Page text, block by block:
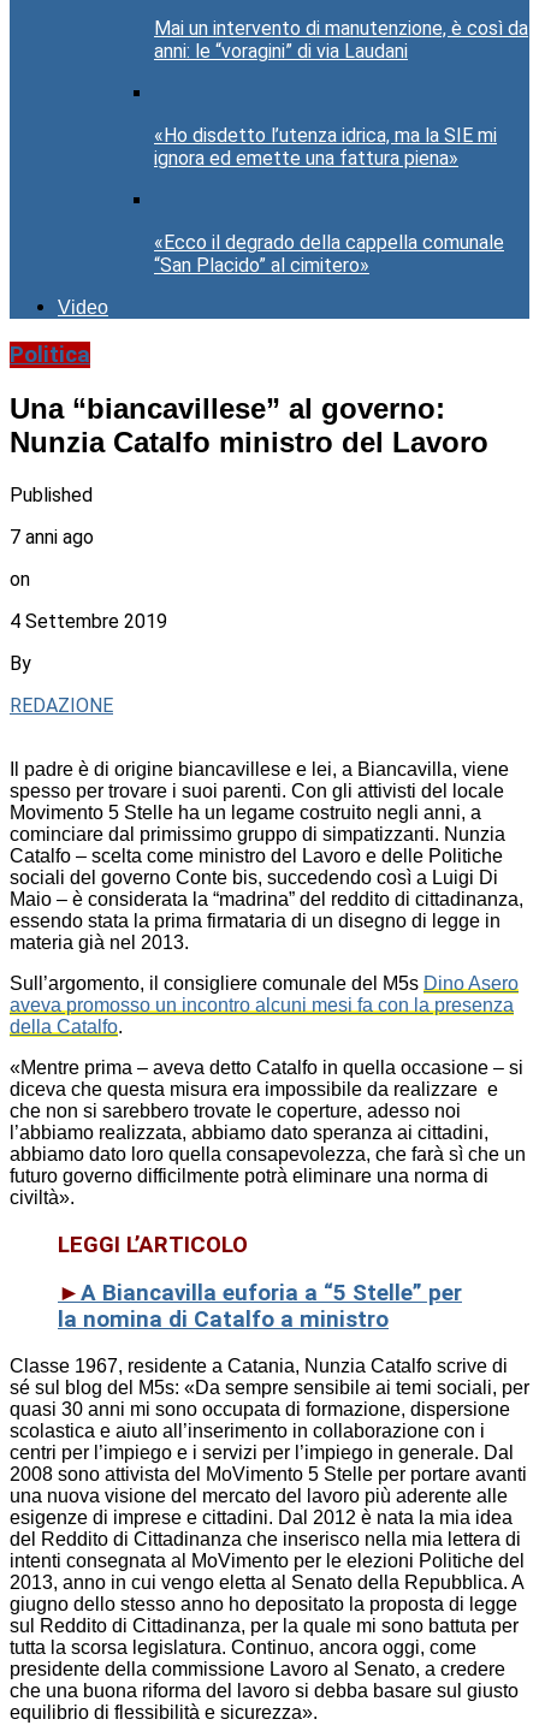
Mai un intervento di manutenzione, è così da
anni: le “voragini” di via Laudani
«Ho disdetto l’utenza idrica, ma la SIE mi
ignora ed emette una fattura piena»
«Ecco il degrado della cappella comunale
“San Placido” al cimitero»
Video
Politica
Una “biancavillese” al governo:
Nunzia Catalfo ministro del Lavoro
Published
7 anni ago
on
4 Settembre 2019
By
REDAZIONE
Il padre è di origine biancavillese e lei, a Biancavilla, viene
spesso per trovare i suoi parenti. Con gli attivisti del locale
Movimento 5 Stelle ha un legame costruito negli anni, a
cominciare dal primissimo gruppo di simpatizzanti. Nunzia
Catalfo – scelta come ministro del Lavoro e delle Politiche
sociali del governo Conte bis, succedendo così a Luigi Di
Maio – è considerata la “madrina” del reddito di cittadinanza,
essendo stata la prima firmataria di un disegno di legge in
materia già nel 2013.
Sull’argomento, il consigliere comunale del M5s Dino Asero
aveva promosso un incontro alcuni mesi fa con la presenza
della Catalfo.
«Mentre prima – aveva detto Catalfo in quella occasione – si
diceva che questa misura era impossibile da realizzare e
che non si sarebbero trovate le coperture, adesso noi
l’abbiamo realizzata, abbiamo dato speranza ai cittadini,
abbiamo dato loro quella consapevolezza, che farà sì che un
futuro governo difficilmente potrà eliminare una norma di
civiltà».
LEGGI L’ARTICOLO
►A Biancavilla euforia a “5 Stelle” per
la nomina di Catalfo a ministro
Classe 1967, residente a Catania, Nunzia Catalfo scrive di
sé sul blog del M5s: «Da sempre sensibile ai temi sociali, per
quasi 30 anni mi sono occupata di formazione, dispersione
scolastica e aiuto all’inserimento in collaborazione con i
centri per l’impiego e i servizi per l’impiego in generale. Dal
2008 sono attivista del MoVimento 5 Stelle per portare avanti
una nuova visione del mercato del lavoro più aderente alle
esigenze di imprese e cittadini. Dal 2012 è nata la mia idea
del Reddito di Cittadinanza che inserisco nella mia lettera di
intenti consegnata al MoVimento per le elezioni Politiche del
2013, anno in cui vengo eletta al Senato della Repubblica. A
giugno dello stesso anno ho depositato la proposta di legge
sul Reddito di Cittadinanza, per la quale mi sono battuta per
tutta la scorsa legislatura. Continuo, ancora oggi, come
presidente della commissione Lavoro al Senato, a credere
che una buona riforma del lavoro si debba basare sul giusto
equilibrio di flessibilità e sicurezza».